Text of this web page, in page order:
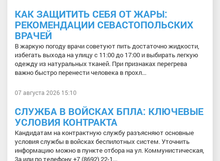
КАК ЗАЩИТИТЬ СЕБЯ ОТ ЖАРЫ:
РЕКОМЕНДАЦИИ СЕВАСТОПОЛЬСКИХ
ВРАЧЕЙ
В жаркую погоду врачи советуют пить достаточно жидкости,
избегать выхода на улицу с 11:00 до 17:00 и выбирать легкую
одежду из натуральных тканей. При признаках перегрева
важно быстро перенести человека в прохл...
07 августа 2026 15:10
СЛУЖБА В ВОЙСКАХ БПЛА: КЛЮЧЕВЫЕ
УСЛОВИЯ КОНТРАКТА
Кандидатам на контрактную службу разъясняют основные
условия службы в войсках беспилотных систем. Уточнить
информацию можно в пункте отбора на ул. Коммунистическая,
3а или по телефону +7 (8692) 22-1...